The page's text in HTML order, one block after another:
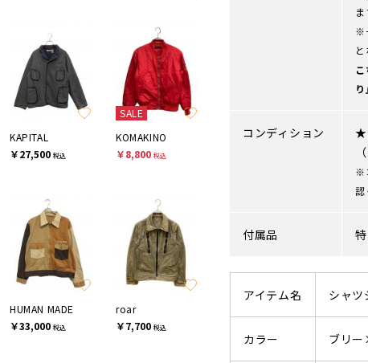
KAPITAL
￥27,500 税込
SALE
KOMAKINO
￥8,800 税込
HUMAN MADE
￥33,000 税込
roar
￥7,700 税込
ま
※
と
コンディション
※
認
付属品
アイテム名 シャツ
カラー ブリ